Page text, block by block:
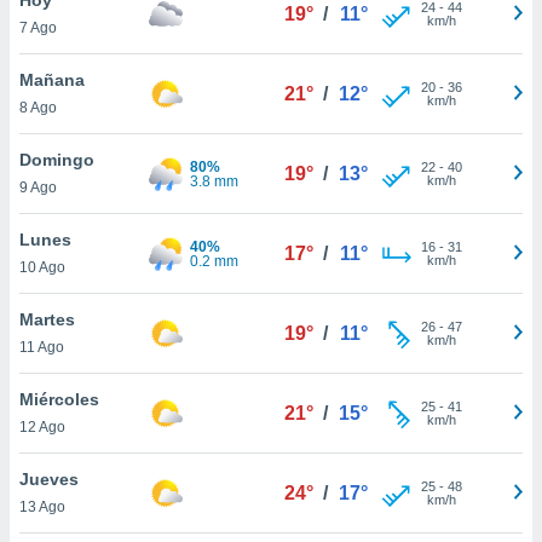
en
más
nuestra
de
cookies
aceptar
7 Ago
19° / 11° 24- 44
km/h
Mañana
8 Ago
21° / 12° 20- 36
km/h
Domingo
9 Ago
80%
3.8 mm
19° / 13° 22- 40
km/h
Lunes
10 Ago
40%
0.2 mm
17° / 11° 16- 31
km/h
Martes
11 Ago
19° / 11° 26- 47
km/h
Miércoles
12 Ago
21° / 15° 25- 41
km/h
Jueves
13 Ago
24° / 17° 25- 48
km/h